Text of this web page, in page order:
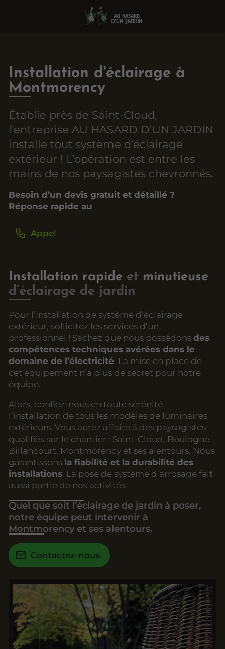
Installation d'éclairage à
Montmorency
Établie près de Saint-Cloud,
l’entreprise AU HASARD D’UN JARDIN
installe tout système d’éclairage
extérieur ! L’opération est entre les
mains de nos paysagistes chevronnés.
Besoin d’un devis gratuit et détaillé ?
Réponse rapide au
Appel
Installation rapide et minutieuse
d’éclairage de jardin
Pour l’installation de système d’éclairage
extérieur, sollicitez les services d’un
professionnel ! Sachez que nous possédons des
compétences techniques avérées dans le
domaine de l’électricité. La mise en place de
cet équipement n’a plus de secret pour notre
équipe.
Alors, confiez-nous en toute sérénité
l’installation de tous les modèles de luminaires
extérieurs. Vous aurez affaire à des paysagistes
qualifiés sur le chantier : Saint-Cloud, Boulogne-
Billancourt, Montmorency et ses alentours. Nous
garantissons la fiabilité et la durabilité des
installations. La pose de système d’arrosage fait
aussi partie de nos activités.
Quel que soit l’éclairage de jardin à poser,
notre équipe peut intervenir à
Montmorency et ses alentours.
Contactez-nous